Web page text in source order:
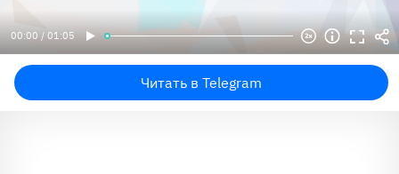
00:00 / 01:05
Читать в Telegram